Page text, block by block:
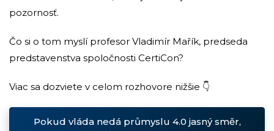
pozornosť.
Čo si o tom myslí profesor Vladimír Mařík, predseda
predstavenstva spoločnosti CertiCon?
Viac sa dozviete v celom rozhovore nižšie 👇
Pokud vláda nedá průmyslu 4.0 jasný směr,